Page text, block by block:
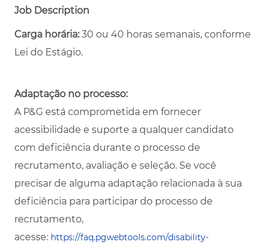
Job Description
Carga horária:30 ou 40 horas semanais, conforme
Lei do Estágio.
Adaptação no processo:
A P&G está comprometida em fornecer
acessibilidade e suporte a qualquer candidato
com deficiência durante o processo de
recrutamento, avaliação e seleção. Se você
precisar de alguma adaptação relacionada à sua
deficiência para participar do processo de
recrutamento,
acesse: https://faq.pgwebtools.com/disability-